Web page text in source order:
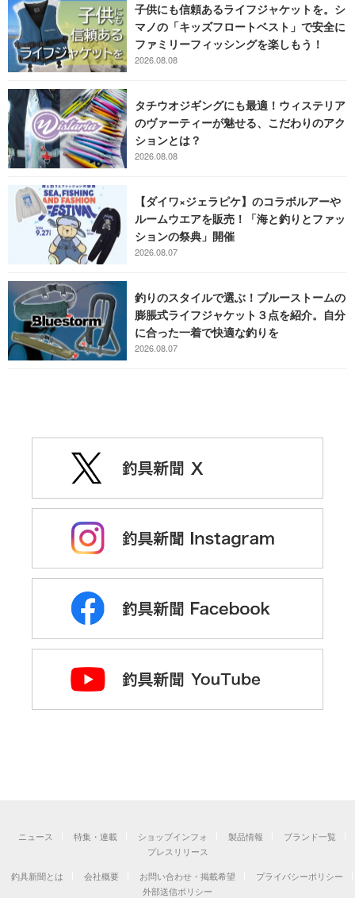
子供にも信頼あるライフジャケットを。シ
マノの「キッズフロートベスト」で安全に
ファミリーフィッシングを楽しもう！
2026.08.08
タチウオジギングにも最適！ウィステリア
のヴァーティーが魅せる、こだわりのアク
ションとは？
2026.08.08
【ダイワ×ジェラピケ】のコラボルアーや
ルームウエアを販売！「海と釣りとファッ
ションの祭典」開催
2026.08.07
釣りのスタイルで選ぶ！ブルーストームの
膨脹式ライフジャケット３点を紹介。自分
に合った一着で快適な釣りを
2026.08.07
ニュース 特集・連載 ショップインフォ 製品情報
ブランド一覧
プレスリリース
釣具新聞とは
会社概要 お問い合わせ・掲載希望
プライバシーポリシー
外部送信ポリシー